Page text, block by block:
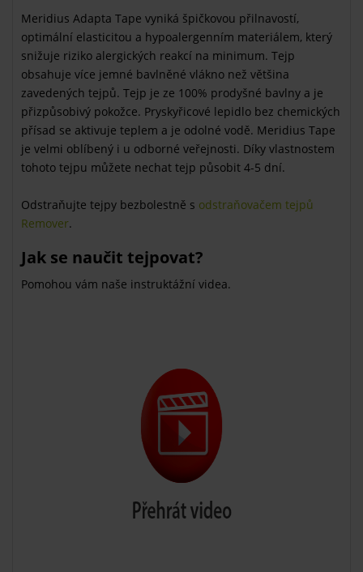
Meridius Adapta Tape vyniká špičkovou přilnavostí,
optimální elasticitou a hypoalergenním materiálem, který
snižuje riziko alergických reakcí na minimum. Tejp
obsahuje více jemné bavlněné vlákno než většina
zavedených tejpů. Tejp je ze 100% prodyšné bavlny a je
přizpůsobivý pokožce. Pryskyřicové lepidlo bez chemických
přísad se aktivuje teplem a je odolné vodě. Meridius Tape
je velmi oblíbený i u odborné veřejnosti. Díky vlastnostem
tohoto tejpu můžete nechat tejp působit 4-5 dní.
Odstraňujte tejpy bezbolestně s odstraňovačem tejpů
Remover.
Jak se naučit tejpovat?
Pomohou vám naše instruktážní videa.